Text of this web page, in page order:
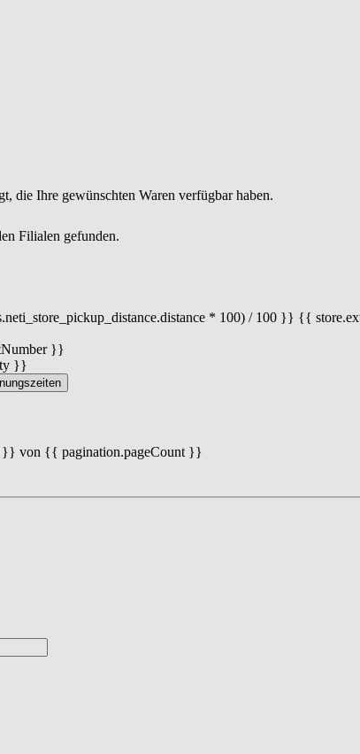
die Ihre gewünschten Waren verfügbar haben.
Filialen gefunden.
* 100) / 100 }} {{
}}
}}
}} von {{ pagination.pageCount }}